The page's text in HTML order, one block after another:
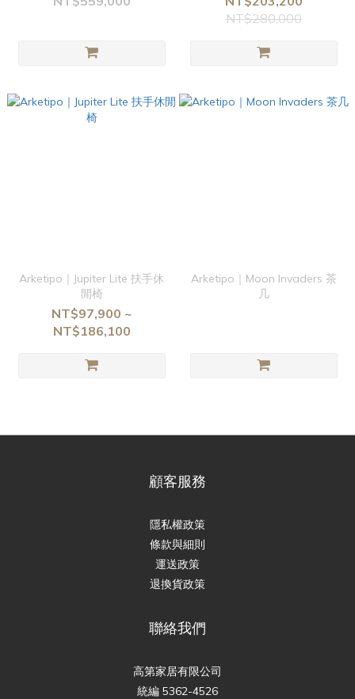
NT$280,000
Arketipo｜Jupiter Lite 扶手休
閒椅
NT$97,900 ~
NT$186,100
Arketipo｜Moon Invaders 茶
几
顧客服務
隱私權政策
條款與細則
運送政策
退換貨政策
聯絡我們
高第家居有限公司
統編 5362-4526